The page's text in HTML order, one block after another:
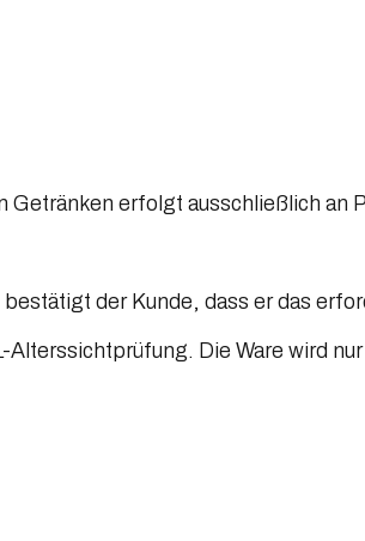
Getränken erfolgt ausschließlich
der Kunde, dass er das
Die Ware wird